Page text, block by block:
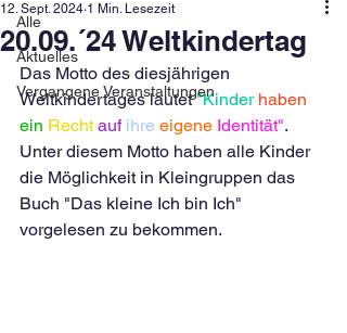
Alle
Aktuelles
Vergangene Veranstaltungen
20.09.´24 Weltkindertag
12. Sept. 2024 1 Min. Lesezeit
Das Motto des diesjährigen
Weltkindertages lautet "Kinder haben
ein Recht auf ihre eigene Identität".
Unter diesem Motto haben alle Kinder
die Möglichkeit in Kleingruppen das
Buch "Das kleine Ich bin Ich"
vorgelesen zu bekommen.